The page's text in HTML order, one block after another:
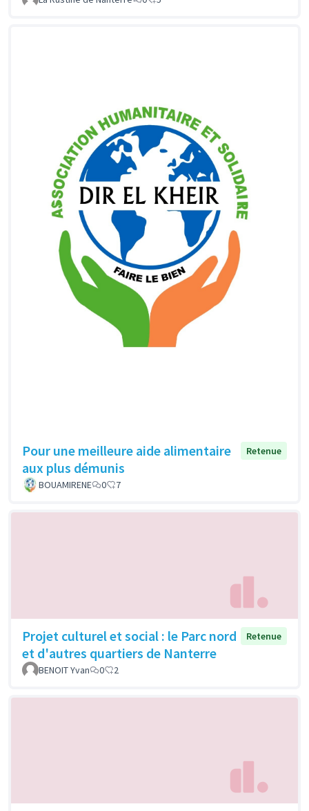
Pour une meilleure aide alimentaire
aux plus démunis
Retenue
BOUAMIRENE 0 7
Projet culturel et social : le Parc nord
et d'autres quartiers de Nanterre
Retenue
BENOIT Yvan 0 2